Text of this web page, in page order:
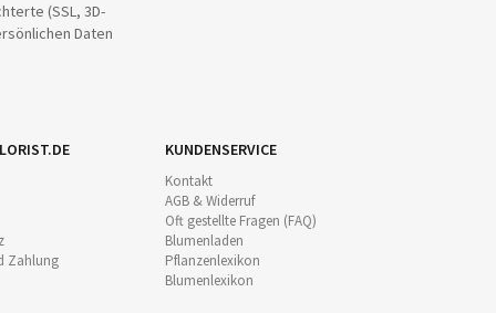
(SSL, 3D-
Daten
Zahlung
KUNDENSERVICE
Kontakt
AGB & Widerruf
Oft gestellte Fragen (FAQ)
Blumenladen
Pflanzenlexikon
Blumenlexikon